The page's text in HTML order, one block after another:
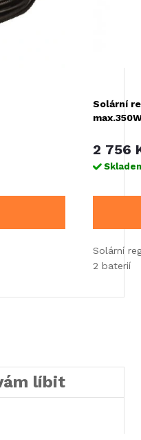
Solární
2 756
Solární
2 baterií
líbit